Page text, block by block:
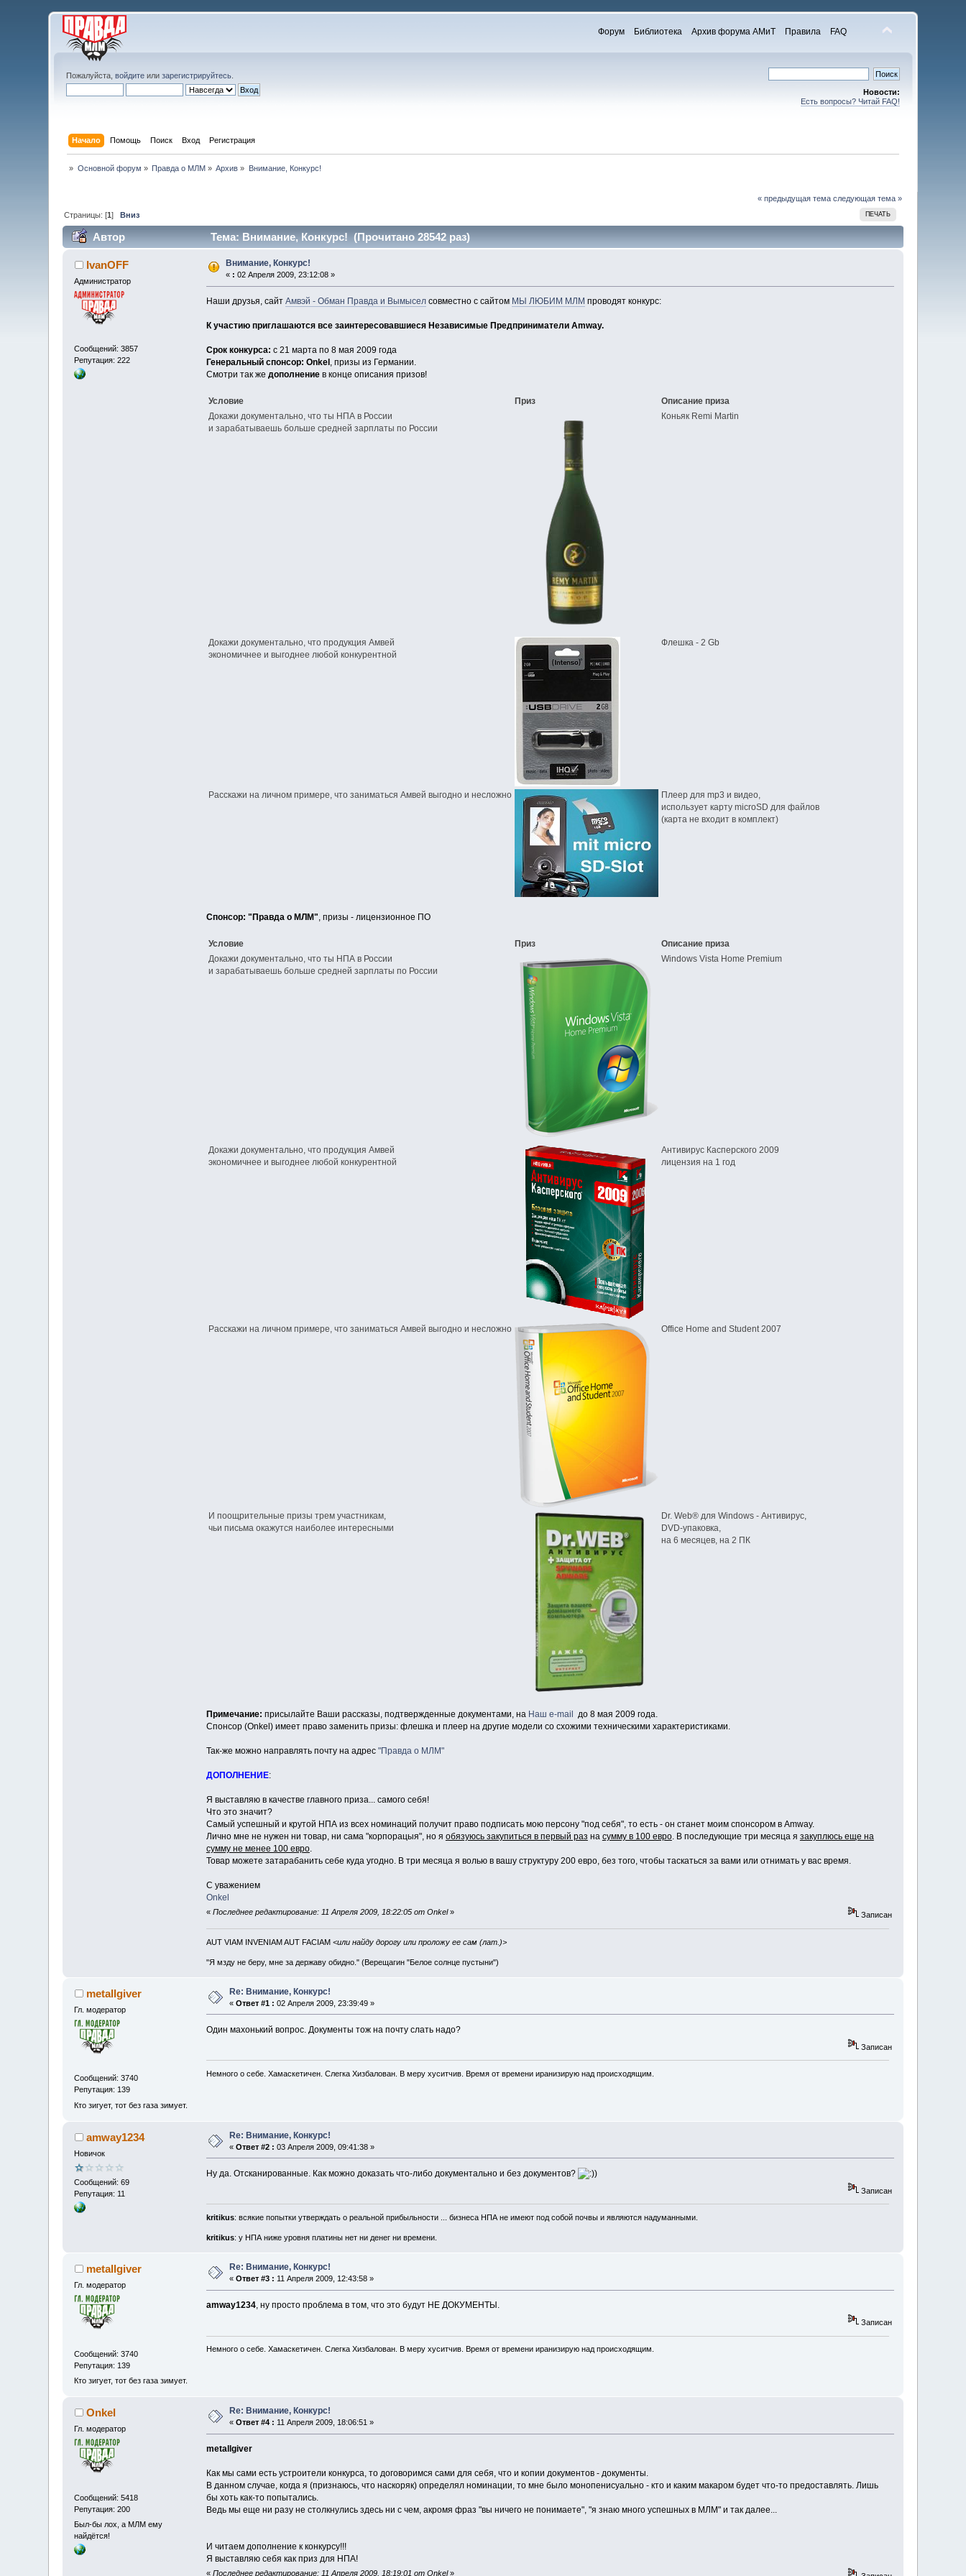
Форум Библиотека Архив форума АМиТ Правила FAQ
Пожалуйста,войдите илизарегистрируйтесь
Новости:
Есть вопросы? Читай FAQ!
Начало Помощь Поиск Вход Регистрация
» Основной форум » Правда о МЛМ » Архив » Внимание, Конкурс!
« предыдущая тема следующая тема »
ПЕЧАТЬ
Страницы: [1]Вниз
Автор Тема: Внимание, Конкурс! (Прочитано 28542 раз)
IvanOFF
Администратор
Сообщений: 3857
Репутация: 222
Внимание, Конкурс!
« : 02 Апреля 2009, 23:12:08 »
Наши друзья, сайт Амвэй - Обман Правда и Вымыселсовместно с сайтом МЫ ЛЮБИМ МЛМ проводят конкурс:
К участию приглашаются все заинтересовавшиеся Независимые Предприниматели Amway.
Срок конкурса: с 21 марта по 8 мая 2009 года
Генеральный спонсор: Onkel , призы из Германии.
Смотри так же дополнениев конце описания призов!
Условие Приз
Описание приза
Докажи документально, что ты НПА в России
и зарабатываешь больше средней зарплаты по России
Коньяк Remi Martin
Докажи документально, что продукция Амвей
экономичнее и выгоднее любой конкурентной
Флешка - 2 Gb
Расскажи на личном примере, что заниматься Амвей выгодно и несложно
Плеер для mp3 и видео,
использует карту microSD для файлов
(карта не входит в комплект)
Спонсор: "Правда о МЛМ", призы - лицензионное ПО
Условие Приз
Описание приза
Докажи документально, что ты НПА в России
и зарабатываешь больше средней зарплаты по России
Windows Vista Home Premium
Докажи документально, что продукция Амвей
экономичнее и выгоднее любой конкурентной
Антивирус Касперского 2009
лицензия на 1 год
Расскажи на личном примере, что заниматься Амвей выгодно и несложно Office Home and Student 2007
И поощрительные призы трем участникам,
чьи письма окажутся наиболее интересными
Dr. Web® для Windows - Антивирус,
DVD-упаковка,
на 6 месяцев, на 2 ПК
Примечание: присылайте Ваши рассказы, подтвержденные документами, наНаш e-mail
до 8 мая 2009 года.
Спонсор (Onkel) имеет право заменить призы: флешка и плеер на другие модели со схожими техническими характеристиками.
Так-же можно направлять почту на адрес "Правда о МЛМ"
ДОПОЛНЕНИЕ:
Я выставляю в качестве главного приза... самого себя!
Что это значит?
Самый успешный и крутой НПА из всех номинаций получит право подписать мою персону "под себя", то есть - он станет моим спонсором в Amway.
Лично мне не нужен ни товар, ни сама "корпорацыя", но я обязуюсь закупиться в первый раз на сумму в 100 евро. В последующие три месяца я закуплюсь еще на
сумму не менее 100 евро.
Товар можете затарабанить себе куда угодно. В три месяца я волью в вашу структуру 200 евро, без того, чтобы таскаться за вами или отнимать у вас время.
С уважением
Onkel
« Последнее редактирование: 11 Апреля 2009, 18:22:05 от Onkel» Записан
AUT VIAM INVENIAM AUT FACIAM <или найду дорогу или проложу ее сам (лат.)>
"Я мзду не беру, мне за державу обидно." (Верещагин "Белое солнце пустыни")
metallgiver
Гл. модератор
Сообщений: 3740
Репутация: 139
Кто зигует, тот без газа зимует.
Re: Внимание, Конкурс!
«Ответ #1 : 02 Апреля 2009, 23:39:49 »
Один махонький вопрос. Документы тож на почту слать надо?
Записан
Немного о себе. Хамаскетичен. Слегка Хизбалован. В меру хуситчив. Время от времени иранизирую над происходящим.
amway1234
Новичок
Сообщений: 69
Репутация: 11
Re: Внимание, Конкурс!
«Ответ #2 : 03 Апреля 2009, 09:41:38 »
Ну да. Отсканированные. Как можно доказать что-либо документально и без документов? )
Записан
kritikus: всякие попытки утверждать о реальной прибыльности ... бизнеса НПА не имеют под собой почвы и являются надуманными.
kritikus: у НПА ниже уровня платины нет ни денег ни времени.
metallgiver
Гл. модератор
Сообщений: 3740
Репутация: 139
Кто зигует, тот без газа зимует.
Re: Внимание, Конкурс!
«Ответ #3 : 11 Апреля 2009, 12:43:58 »
amway1234, ну просто проблема в том, что это будут НЕ ДОКУМЕНТЫ.
Записан
Немного о себе. Хамаскетичен. Слегка Хизбалован. В меру хуситчив. Время от времени иранизирую над происходящим.
Onkel
Гл. модератор
Сообщений: 5418
Репутация: 200
Был-бы лох, а МЛМ ему
найдётся!
Re: Внимание, Конкурс!
«Ответ #4 : 11 Апреля 2009, 18:06:51 »
metallgiver
Как мы сами есть устроители конкурса, то договоримся сами для себя, что и копии документов - документы.
В данном случае, когда я (признаюсь, что наскоряк) определял номинации, то мне было монопенисуально - кто и каким макаром будет что-то предоставлять. Лишь
бы хоть как-то попытались.
Ведь мы еще ни разу не столкнулись здесь ни с чем, акромя фраз "вы ничего не понимаете", "я знаю много успешных в МЛМ" и так далее...
И читаем дополнение к конкурсу!!!
Я выставляю себя как приз для НПА!
« Последнее редактирование: 11 Апреля 2009, 18:19:01 от Onkel»